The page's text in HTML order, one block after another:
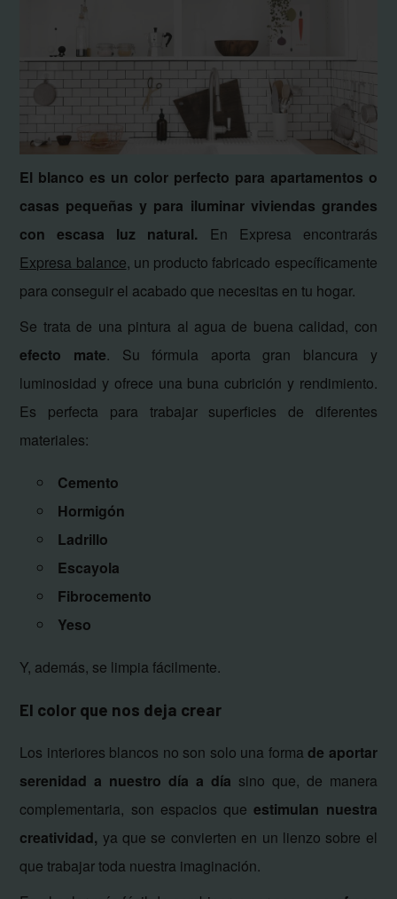
El blanco es un color perfecto para apartamentos o
casas pequeñas y para iluminar viviendas grandes
con escasa luz natural. En Expresa encontrarás
Expresa balance, un producto fabricado específicamente
para conseguir el acabado que necesitas en tu hogar.
Se trata de una pintura al agua de buena calidad, con
efecto mate. Su fórmula aporta gran blancura y
luminosidad y ofrece una buna cubrición y rendimiento.
Es perfecta para trabajar superficies de diferentes
materiales:
Cemento
Hormigón
Ladrillo
Escayola
Fibrocemento
Yeso
Y, además, se limpia fácilmente.
El color que nos deja crear
Los interiores blancos no son solo una formade aportar
serenidad a nuestro día a día sino que, de manera
complementaria, son espacios queestimulan nuestra
creatividad, ya que se convierten en un lienzo sobre el
que trabajar toda nuestra imaginación.